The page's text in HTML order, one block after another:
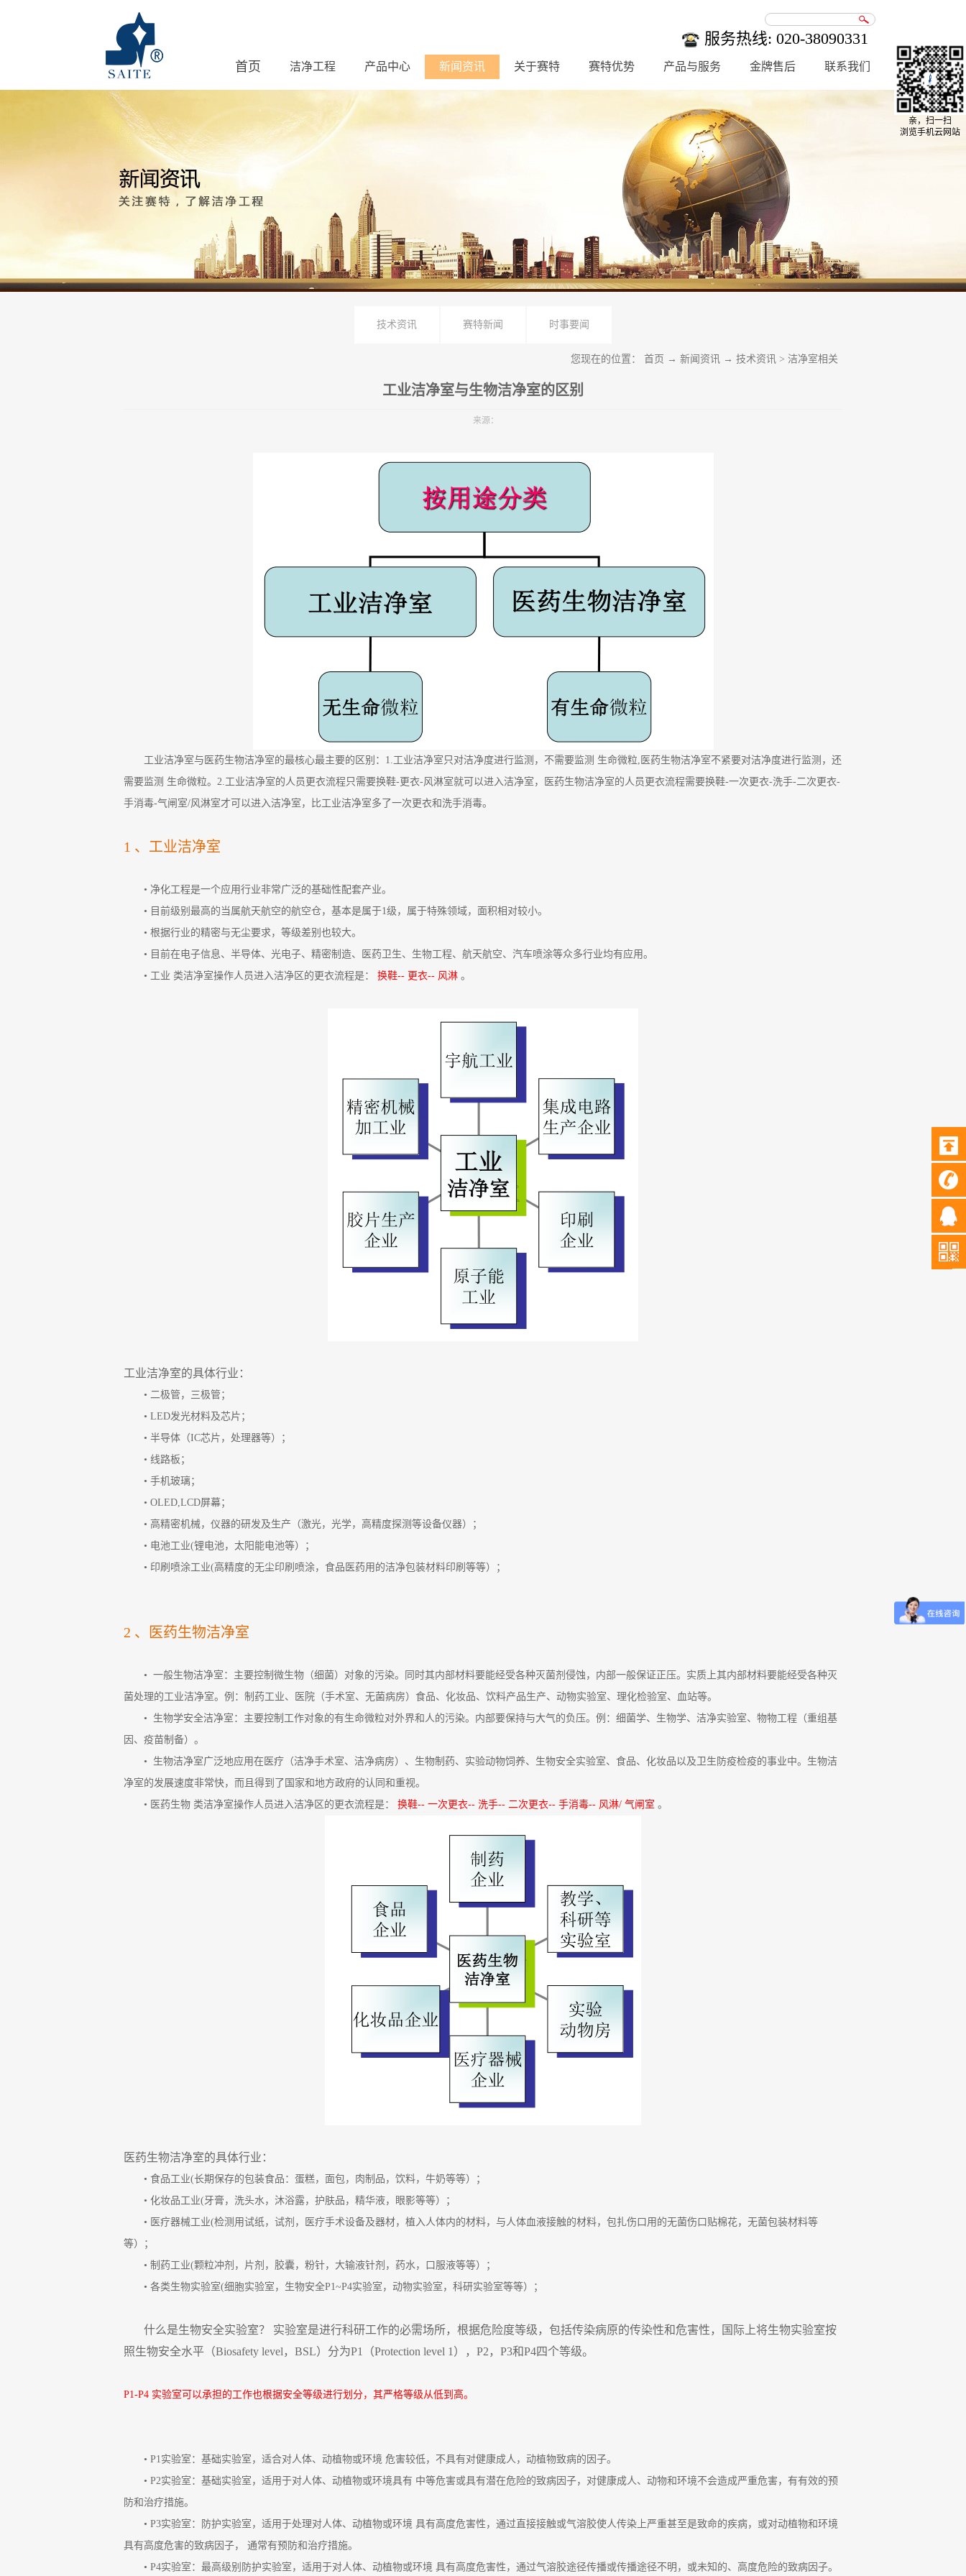
服务热线: 020-38090331
首页 洁净工程 产品中心 新闻资讯 关于赛特 赛特优势 产品与服务 金牌售后 联系我们
技术资讯 赛特新闻 时事要闻
您现在的位置： 首页 → 新闻资讯 → 技术资讯 > 洁净室相关
工业洁净室与生物洁净室的区别
来源：
工业洁净室与医药生物洁净室的最核心最主要的区别：1.工业洁净室只对洁净度进行监测，不需要监测 生命微粒,医药生物洁净室不紧要对洁净度进行监测，还
需要监测 生命微粒。2.工业洁净室的人员更衣流程只需要换鞋-更衣-风淋室就可以进入洁净室，医药生物洁净室的人员更衣流程需要换鞋-一次更衣-洗手-二次更衣-
手消毒-气闸室/风淋室才可以进入洁净室，比工业洁净室多了一次更衣和洗手消毒。
1 、工业洁净室
• 净化工程是一个应用行业非常广泛的基础性配套产业。
• 目前级别最高的当属航天航空的航空仓，基本是属于1级，属于特殊领域，面积相对较小。
• 根据行业的精密与无尘要求，等级差别也较大。
• 目前在电子信息、半导体、光电子、精密制造、医药卫生、生物工程、航天航空、汽车喷涂等众多行业均有应用。
• 工业 类洁净室操作人员进入洁净区的更衣流程是： 换鞋-- 更衣-- 风淋 。
工业洁净室的具体行业：
• 二极管，三极管；
• LED发光材料及芯片；
• 半导体（IC芯片，处理器等）；
• 线路板；
• 手机玻璃；
• OLED,LCD屏幕；
• 高精密机械，仪器的研发及生产（激光，光学，高精度探测等设备仪器）；
• 电池工业(锂电池，太阳能电池等）；
• 印刷喷涂工业(高精度的无尘印刷喷涂，食品医药用的洁净包装材料印刷等等）；
2 、医药生物洁净室
• 一般生物洁净室：主要控制微生物（细菌）对象的污染。同时其内部材料要能经受各种灭菌剂侵蚀，内部一般保证正压。实质上其内部材料要能经受各种灭
菌处理的工业洁净室。例：制药工业、医院（手术室、无菌病房）食品、化妆品、饮料产品生产、动物实验室、理化检验室、血站等。
• 生物学安全洁净室：主要控制工作对象的有生命微粒对外界和人的污染。内部要保持与大气的负压。例：细菌学、生物学、洁净实验室、物物工程（重组基
因、疫苗制备）。
• 生物洁净室广泛地应用在医疗（洁净手术室、洁净病房）、生物制药、实验动物饲养、生物安全实验室、食品、化妆品以及卫生防疫检疫的事业中。生物洁
净室的发展速度非常快，而且得到了国家和地方政府的认同和重视。
• 医药生物 类洁净室操作人员进入洁净区的更衣流程是： 换鞋-- 一次更衣-- 洗手-- 二次更衣-- 手消毒-- 风淋/ 气闸室 。
医药生物洁净室的具体行业：
• 食品工业(长期保存的包装食品：蛋糕，面包，肉制品，饮料，牛奶等等）；
• 化妆品工业(牙膏，洗头水，沐浴露，护肤品，精华液，眼影等等）；
• 医疗器械工业(检测用试纸，试剂，医疗手术设备及器材，植入人体内的材料，与人体血液接触的材料，包扎伤口用的无菌伤口贴棉花，无菌包装材料等
等）；
• 制药工业(颗粒冲剂，片剂，胶囊，粉针，大输液针剂，药水，口服液等等）；
• 各类生物实验室(细胞实验室，生物安全P1~P4实验室，动物实验室，科研实验室等等）；
什么是生物安全实验室？ 实验室是进行科研工作的必需场所，根据危险度等级，包括传染病原的传染性和危害性，国际上将生物实验室按
照生物安全水平（Biosafety level，BSL）分为P1（Protection level 1），P2，P3和P4四个等级。
P1-P4 实验室可以承担的工作也根据安全等级进行划分，其严格等级从低到高。
• P1实验室：基础实验室，适合对人体、动植物或环境 危害较低，不具有对健康成人，动植物致病的因子。
• P2实验室：基础实验室，适用于对人体、动植物或环境具有 中等危害或具有潜在危险的致病因子，对健康成人、动物和环境不会造成严重危害，有有效的预
防和治疗措施。
• P3实验室：防护实验室，适用于处理对人体、动植物或环境 具有高度危害性，通过直接接触或气溶胶使人传染上严重甚至是致命的疾病，或对动植物和环境
具有高度危害的致病因子， 通常有预防和治疗措施。
• P4实验室：最高级别防护实验室，适用于对人体、动植物或环境 具有高度危害性，通过气溶胶途径传播或传播途径不明，或未知的、高度危险的致病因子。
亲，扫一扫
浏览手机云网站